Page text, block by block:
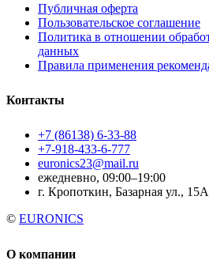
Публичная оферта
Пользовательское соглашение
Политика в отношении
данных
Правила применения
Контакты
+7 (86138) 6-33-88
+7-918-433-6-777
euronics23@mail.ru
ежедневно, 09:00–19:00
г. Кропоткин, Базарная ул.,
© EURONICS
О компании